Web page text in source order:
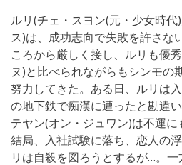
ルリ(チェ・スヨン(元・少女時
ス)は、成功志向で失敗を許さな
ころから厳しく接し、ルリも優
ヌ)と比べられながらもシンモの
努力してきた。ある日、ルリは
の地下鉄で痴漢に遭ったと勘違
テヤン(オン・ジュワン)は不運に
結局、入社試験に落ち、恋人の
リは自殺を図ろうとするが…。